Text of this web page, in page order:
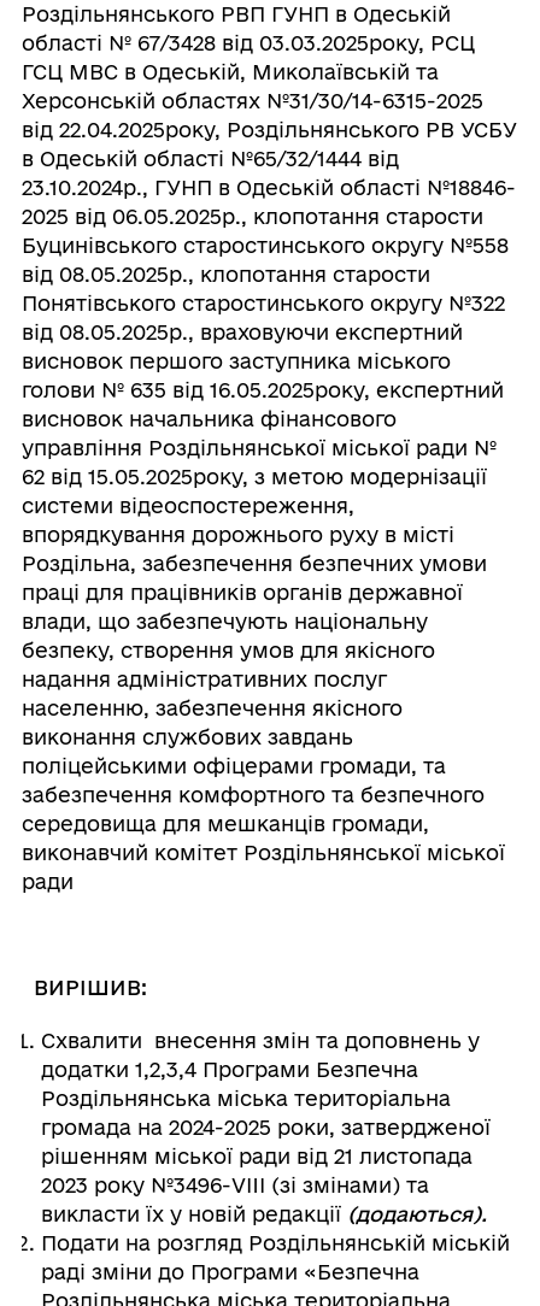
Роздільнянського РВП ГУНП в Одеській
області № 67/3428 від 03.03.2025року, РСЦ
ГСЦ МВС в Одеській, Миколаївській та
Херсонській областях №31/30/14-6315-2025
від 22.04.2025року, Роздільнянського РВ УСБУ
в Одеській області №65/32/1444 від
23.10.2024р., ГУНП в Одеській області №18846-
2025 від 06.05.2025р., клопотання старости
Буцинівського старостинського округу №558
від 08.05.2025р., клопотання старости
Понятівського старостинського округу №322
від 08.05.2025р., враховуючи експертний
висновок першого заступника міського
голови № 635 від 16.05.2025року, експертний
висновок начальника фінансового
управління Роздільнянської міської ради №
62 від 15.05.2025року, з метою модернізації
системи відеоспостереження,
впорядкування дорожнього руху в місті
Роздільна, забезпечення безпечних умови
праці для працівників органів державної
влади, що забезпечують національну
безпеку, створення умов для якісного
надання адміністративних послуг
населенню, забезпечення якісного
виконання службових завдань
поліцейськими офіцерами громади, та
забезпечення комфортного та безпечного
середовища для мешканців громади,
виконавчий комітет Роздільнянської міської
ради
ВИРІШИВ:
Схвалити внесення змін та доповнень у
додатки 1,2,3,4 Програми Безпечна
Роздільнянська міська територіальна
громада на 2024-2025 роки, затвердженої
рішенням міської ради від 21 листопада
2023 року №3496-VIII (зі змінами) та
викласти їх у новій редакції (додаються).
Подати на розгляд Роздільнянській міській
раді зміни до Програми «Безпечна
Роздільнянська міська територіальна